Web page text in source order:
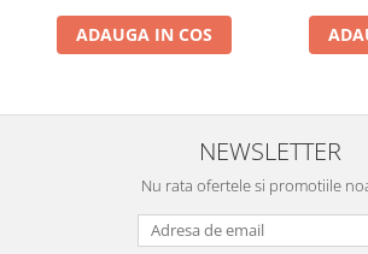
ADAUGA IN COS
NEWSLETTER
Nu rata ofertele si promotiile